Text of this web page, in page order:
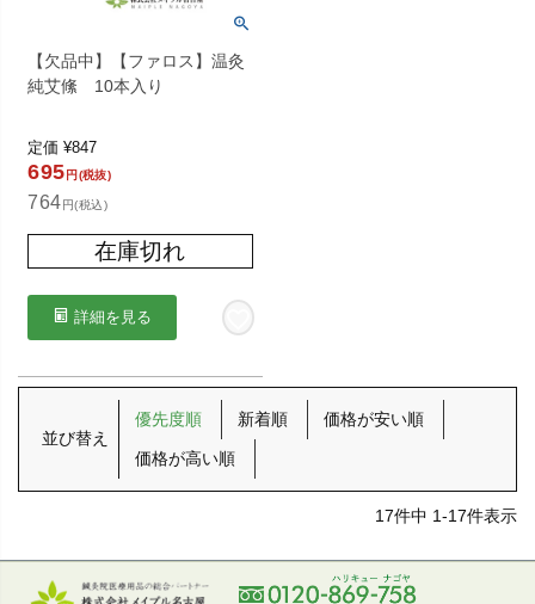
【欠品中】【ファロス】温灸
純艾絛 10本入り
定価 ¥847
695 円(税抜)
764円(税込)
在庫切れ
詳細を見る
並び替え
優先度順 新着順 価格が安い順
価格が高い順
17件中 1-17件表示